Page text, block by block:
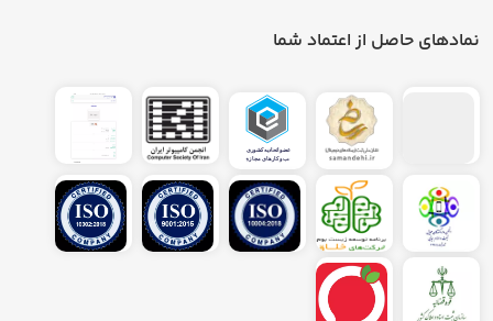
نمادهای حاصل از اعتماد شما